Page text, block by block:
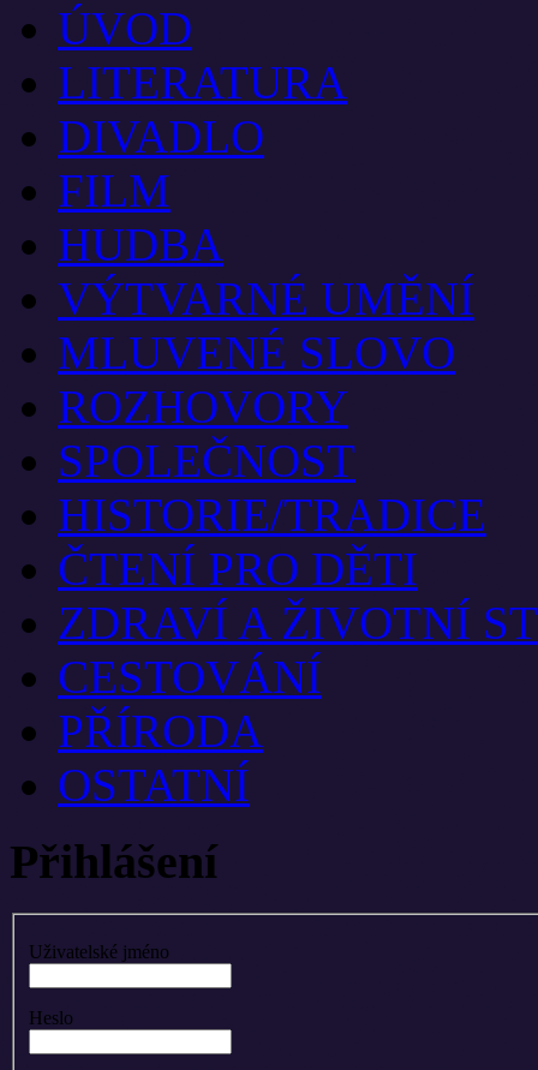
ÚVOD
LITERATURA
DIVADLO
FILM
HUDBA
VÝTVARNÉ UMĚNÍ
MLUVENÉ SLOVO
ROZHOVORY
SPOLEČNOST
HISTORIE/TRADICE
ČTENÍ PRO DĚTI
ZDRAVÍ A ŽIVOTNÍ
CESTOVÁNÍ
PŘÍRODA
OSTATNÍ
Přihlášení
Uživatelské jméno
Heslo